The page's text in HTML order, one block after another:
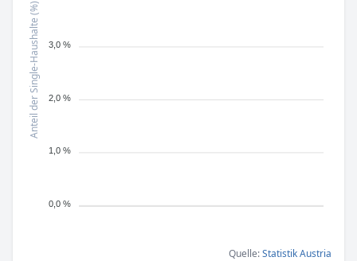
3,0 %
2,0 %
1,0 %
0,0 %
Anteil der Single-Haushalte (%)
Quelle:Statistik Austria